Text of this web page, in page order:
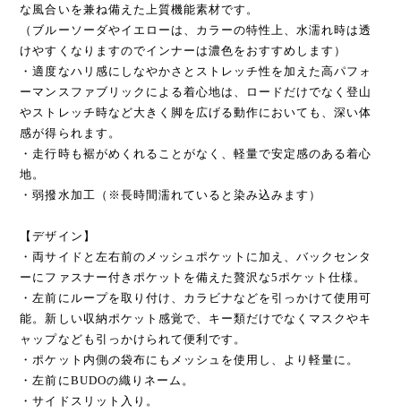
な風合いを兼ね備えた上質機能素材です。
（ブルーソーダやイエローは、カラーの特性上、水濡れ時は透
けやすくなりますのでインナーは濃色をおすすめします）
・適度なハリ感にしなやかさとストレッチ性を加えた高パフォ
ーマンスファブリックによる着心地は、ロードだけでなく登山
やストレッチ時など大きく脚を広げる動作においても、深い体
感が得られます。
・走行時も裾がめくれることがなく、軽量で安定感のある着心
地。
・弱撥水加工（※長時間濡れていると染み込みます）
【デザイン】
・両サイドと左右前のメッシュポケットに加え、バックセンタ
ーにファスナー付きポケットを備えた贅沢な5ポケット仕様。
・左前にループを取り付け、カラビナなどを引っかけて使用可
能。新しい収納ポケット感覚で、キー類だけでなくマスクやキ
ャップなども引っかけられて便利です。
・ポケット内側の袋布にもメッシュを使用し、より軽量に。
・左前にBUDOの織りネーム。
・サイドスリット入り。